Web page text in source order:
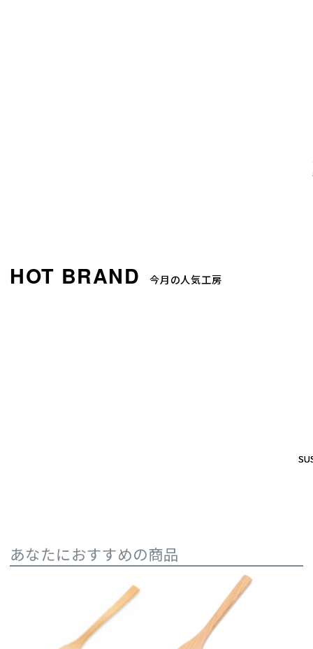
今月の人気工房
あなたにおすすめの商品